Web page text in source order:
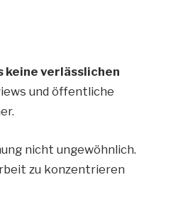
keine verlässlichen
und öffentliche
nicht ungewöhnlich.
zu konzentrieren